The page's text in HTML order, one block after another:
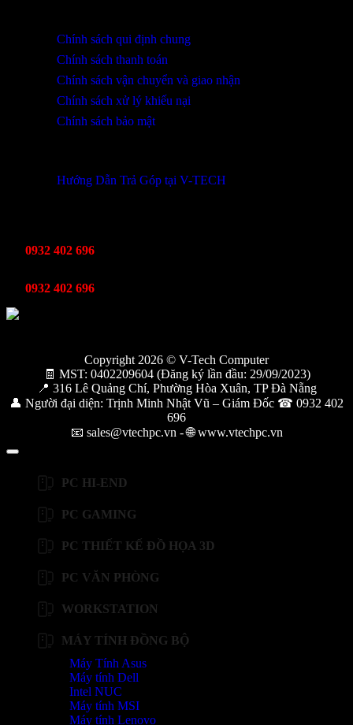
Chính sách qui định chung
Chính sách thanh toán
Chính sách vận chuyển và giao nhận
Chính sách xử lý khiếu nại
Chính sách bảo mật
Hướng Dẫn Trả Góp tại V-TECH
0932 402 696
0932 402 696
Copyright 2026 © V-Tech Computer
🧾 MST: 0402209604 (Đăng ký lần đầu: 29/09/2023)
📍 316 Lê Quảng Chí, Phường Hòa Xuân, TP Đà Nẵng
👤 Người đại diện: Trịnh Minh Nhật Vũ – Giám Đốc ☎ 0932 402
696
📧 sales@vtechpc.vn - 🌐 www.vtechpc.vn
PC HI-END
PC GAMING
PC THIẾT KẾ ĐỒ HỌA 3D
PC VĂN PHÒNG
WORKSTATION
MÁY TÍNH ĐỒNG BỘ
Máy Tính Asus
Máy tính Dell
Intel NUC
Máy tính MSI
Máy tính Lenovo